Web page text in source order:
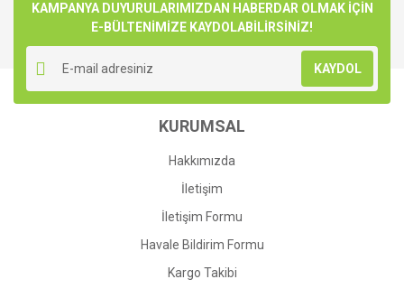
KAMPANYA DUYURULARIMIZDAN HABERDAR OLMAK İÇİN
E-BÜLTENİMİZE KAYDOLABİLİRSİNİZ!
KAYDOL
KURUMSAL
Hakkımızda
İletişim
İletişim Formu
Havale Bildirim Formu
Kargo Takibi